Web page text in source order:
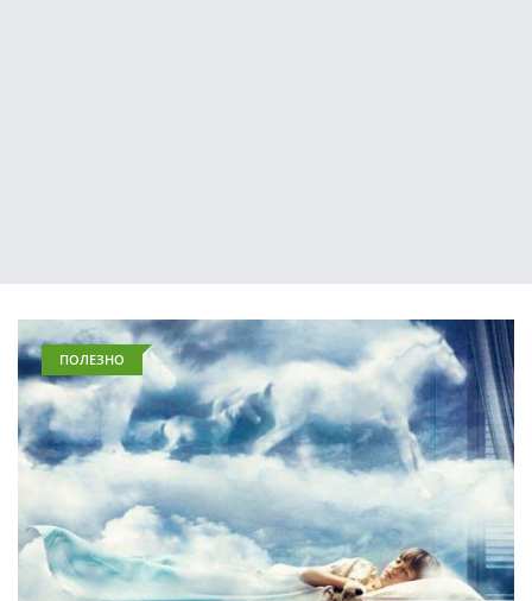
ПОЛЕЗНО